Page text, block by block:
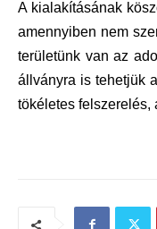
A kialakításának
amennyiben nem
területünk van az
állványra is tehetjük
tökéletes felszerelés,